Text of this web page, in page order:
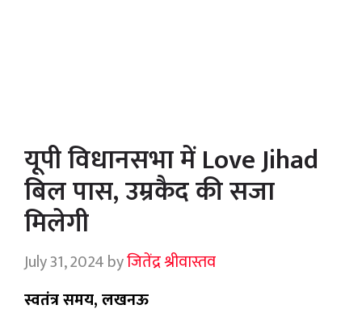
यूपी विधानसभा में Love Jihad
बिल पास, उम्रकैद की सजा
मिलेगी
July 31, 2024byजितेंद्र श्रीवास्तव
स्वतंत्र समय, लखनऊ